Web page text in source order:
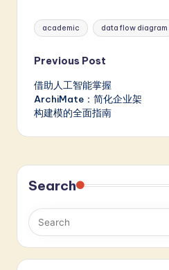
Tags:
academic data flow diagram
Post
navigation
Previous Post
借助人工智能掌握
ArchiMate：简化企业架
构建模的全面指南
Search